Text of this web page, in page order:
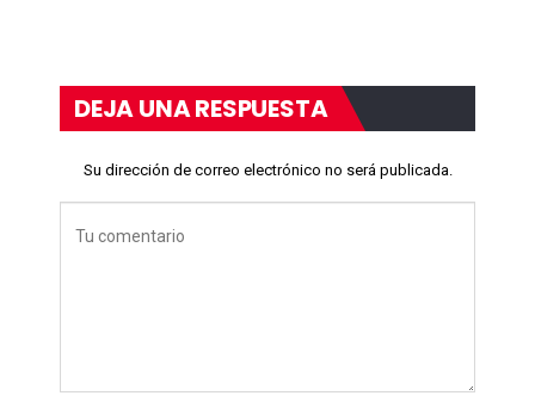
DEJA UNA RESPUESTA
Su dirección de correo electrónico no será publicada.